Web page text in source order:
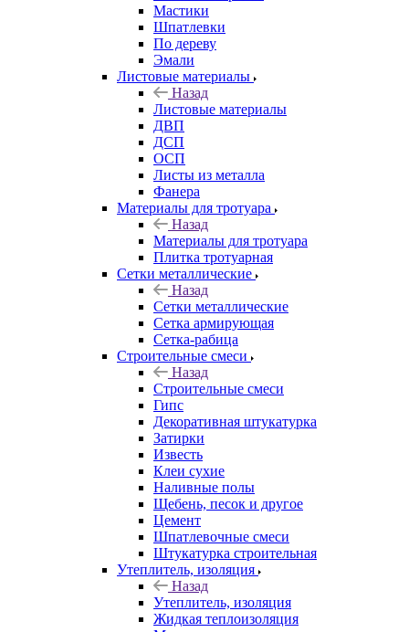
Мастики
Шпатлевки
По дереву
Эмали
Листовые материалы
Назад
Листовые материалы
ДВП
ДСП
ОСП
Листы из металла
Фанера
Материалы для тротуара
Назад
Материалы для тротуара
Плитка тротуарная
Сетки металлические
Назад
Сетки металлические
Сетка армирующая
Сетка-рабица
Строительные смеси
Назад
Строительные смеси
Гипс
Декоративная штукатурка
Затирки
Известь
Клеи сухие
Наливные полы
Щебень, песок и другое
Цемент
Шпатлевочные смеси
Штукатурка строительная
Утеплитель, изоляция
Назад
Утеплитель, изоляция
Жидкая теплоизоляция